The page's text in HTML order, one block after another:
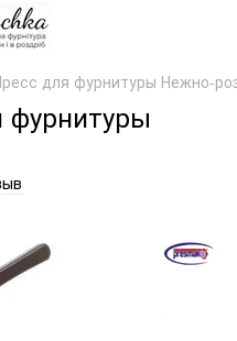
для фурнитуры Нежно-
фурнитуры